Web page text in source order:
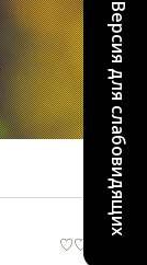
Версия для слабовидящих